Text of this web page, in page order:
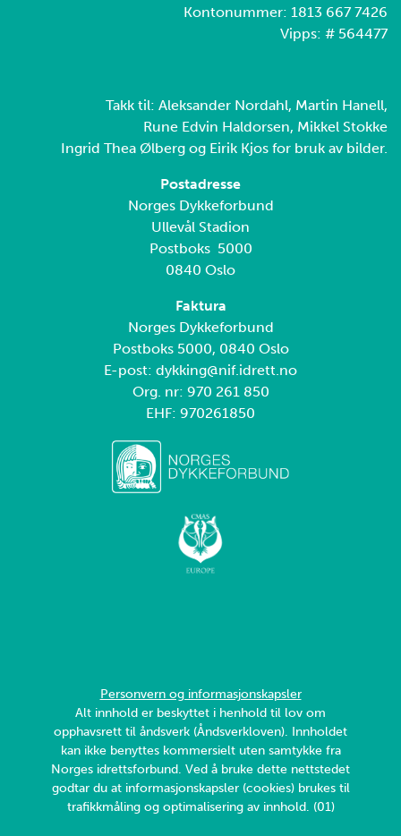
Kontonummer: 1813 667 7426
Vipps: # 564477
Takk til: Aleksander Nordahl, Martin Hanell,
Rune Edvin Haldorsen, Mikkel Stokke
Ingrid Thea Ølberg og Eirik Kjos for bruk av bilder.
Postadresse
Norges Dykkeforbund
Ullevål Stadion
Postboks 5000
0840 Oslo
Faktura
Norges Dykkeforbund
Postboks 5000, 0840 Oslo
E-post: dykking@nif.idrett.no
Org. nr: 970 261 850
EHF: 970261850
Personvern og informasjonskapsler
Alt innhold er beskyttet i henhold til lov om
opphavsrett til åndsverk (Åndsverkloven). Innholdet
kan ikke benyttes kommersielt uten samtykke fra
Norges idrettsforbund. Ved å bruke dette nettstedet
godtar du at informasjonskapsler (cookies) brukes til
trafikkmåling og optimalisering av innhold. (01)